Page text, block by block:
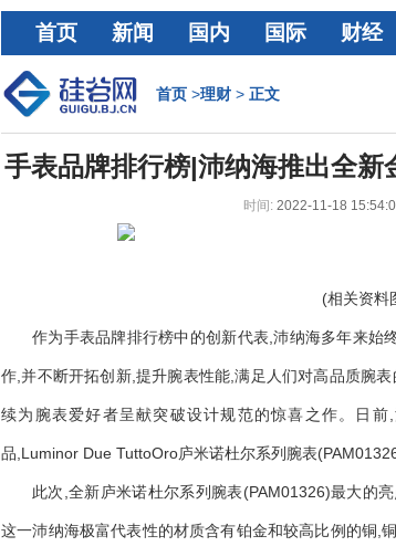
首页 新闻 国内 国际 财经
经济
首页>理财> 正文
手表品牌排行榜|沛纳海推出全新
时间: 2022-11-18
(相关资料
作为手表品牌排行榜中的创新代表,沛纳海多年来始
作,并不断开拓创新,提升腕表性能,满足人们对高品质腕
续为腕表爱好者呈献突破设计规范的惊喜之作。日
品,Luminor Due TuttoOro庐米诺杜尔系列腕表
此次,全新庐米诺杜尔系列腕表(PAM01326)最大的
这一沛纳海极富代表性的材质含有铂金和较高比例的铜,